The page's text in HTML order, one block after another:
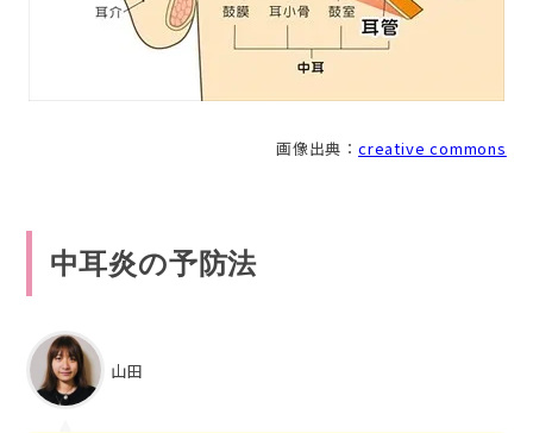
画像出典：creative commons
中耳炎の予防法
山田